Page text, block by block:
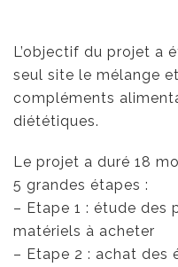
L’objectif du projet a
seul site le mélange
compléments
diététiques.
Le projet a duré 18
5 grandes étapes :
– Etape 1 : étude des
matériels à acheter
– Etape 2 : achat des